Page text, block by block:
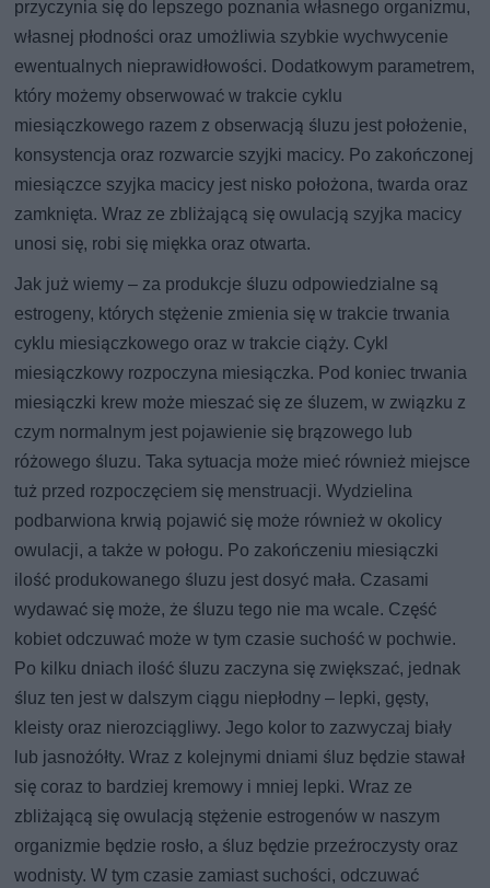
przyczynia się do lepszego poznania własnego organizmu,
własnej płodności oraz umożliwia szybkie wychwycenie
ewentualnych nieprawidłowości. Dodatkowym parametrem,
który możemy obserwować w trakcie cyklu
miesiączkowego razem z obserwacją śluzu jest położenie,
konsystencja oraz rozwarcie szyjki macicy. Po zakończonej
miesiączce szyjka macicy jest nisko położona, twarda oraz
zamknięta. Wraz ze zbliżającą się owulacją szyjka macicy
unosi się, robi się miękka oraz otwarta.
Jak już wiemy – za produkcje śluzu odpowiedzialne są
estrogeny, których stężenie zmienia się w trakcie trwania
cyklu miesiączkowego oraz w trakcie ciąży. Cykl
miesiączkowy rozpoczyna miesiączka. Pod koniec trwania
miesiączki krew może mieszać się ze śluzem, w związku z
czym normalnym jest pojawienie się brązowego lub
różowego śluzu. Taka sytuacja może mieć również miejsce
tuż przed rozpoczęciem się menstruacji. Wydzielina
podbarwiona krwią pojawić się może również w okolicy
owulacji, a także w połogu. Po zakończeniu miesiączki
ilość produkowanego śluzu jest dosyć mała. Czasami
wydawać się może, że śluzu tego nie ma wcale. Część
kobiet odczuwać może w tym czasie suchość w pochwie.
Po kilku dniach ilość śluzu zaczyna się zwiększać, jednak
śluz ten jest w dalszym ciągu niepłodny – lepki, gęsty,
kleisty oraz nierozciągliwy. Jego kolor to zazwyczaj biały
lub jasnożółty. Wraz z kolejnymi dniami śluz będzie stawał
się coraz to bardziej kremowy i mniej lepki. Wraz ze
zbliżającą się owulacją stężenie estrogenów w naszym
organizmie będzie rosło, a śluz będzie przeźroczysty oraz
wodnisty. W tym czasie zamiast suchości, odczuwać